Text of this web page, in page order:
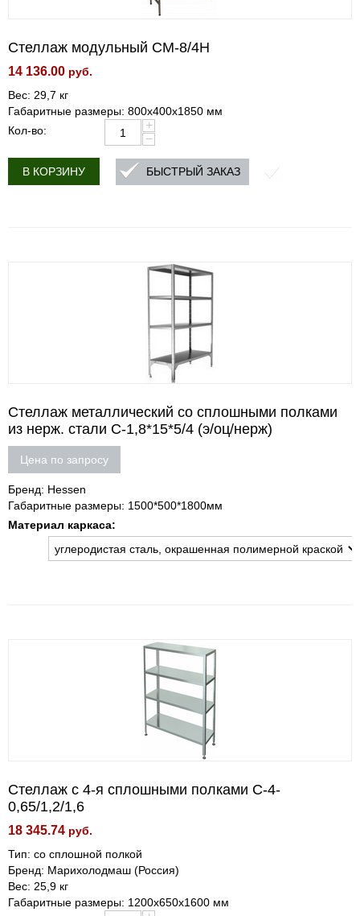
Стеллаж модульный СМ-8/4Н
14 136.00 руб.
Вес: 29,7 кг
Габаритные размеры: 800х400х1850 мм
Кол-во:
+
−
В КОРЗИНУ БЫСТРЫЙ ЗАКАЗ
Стеллаж металлический со сплошными полками
из нерж. стали С-1,8*15*5/4 (э/оц/нерж)
Цена по запросу
Бренд: Hessen
Габаритные размеры: 1500*500*1800мм
Материал каркаса:
Стеллаж с 4-я сплошными полками С-4-
0,65/1,2/1,6
18 345.74 руб.
Тип: со сплошной полкой
Бренд: Марихолодмаш (Россия)
Вес: 25,9 кг
Габаритные размеры: 1200х650х1600 мм